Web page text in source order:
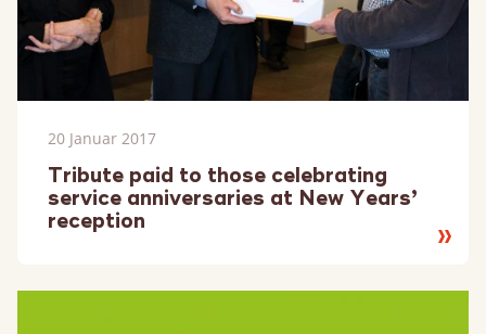
20 Januar 2017
Tribute paid to those celebrating
service anniversaries at New Years’
reception
Lesen
mehr